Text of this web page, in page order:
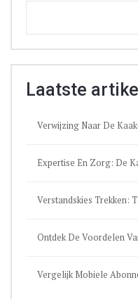
Laatste
Verwijzing Naar De
Expertise En Zorg: De
Verstandskies Trekken:
Ontdek De Voordelen
Vergelijk Mobiele